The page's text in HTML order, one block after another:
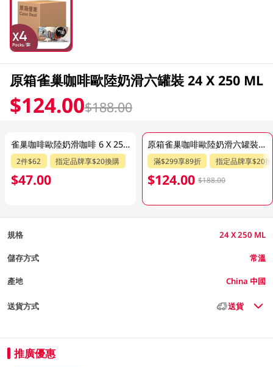
原箱雀巢咖啡歐陸奶滑六罐裝 24 X 250 ML
$124.00$188.00
雀巢咖啡歐陸奶滑咖啡 6 X 250ML
2件$62 指定品牌享$20換購
$47.00
原箱雀巢咖啡歐陸奶滑六罐裝 24 X 250 ML
滿$299享89折 指定品牌享$20
$124.00 $188.00
規格 24 X 250 ML
儲存方式 常溫
產地 China 中國
送貨方式 送貨
推廣優惠